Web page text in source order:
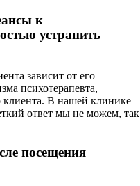
к
устранить
зависит от его
психотерапевта,
клиента. В нашей клинике
ответ мы не можем, так
посещения